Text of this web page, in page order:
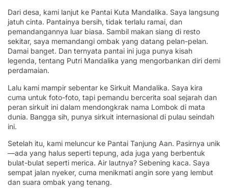
Dari desa, kami lanjut ke Pantai Kuta Mandalika. Saya langsung
jatuh cinta. Pantainya bersih, tidak terlalu ramai, dan
pemandangannya luar biasa. Sambil makan siang di resto
sekitar, saya memandangi ombak yang datang pelan-pelan.
Damai banget. Dan ternyata pantai ini juga punya kisah
legenda, tentang Putri Mandalika yang mengorbankan diri demi
perdamaian.
Lalu kami mampir sebentar ke Sirkuit Mandalika. Saya kira
cuma untuk foto-foto, tapi pemandu bercerita soal sejarah dan
peran sirkuit ini dalam mendongkrak nama Lombok di mata
dunia. Bangga sih, punya sirkuit internasional di pulau seindah
ini.
Setelah itu, kami meluncur ke Pantai Tanjung Aan. Pasirnya unik
—ada yang halus seperti tepung, ada juga yang berbentuk
bulat-bulat seperti merica. Air lautnya? Sebening kaca. Saya
sempat jalan nyeker, cuma menikmati angin sore yang lembut
dan suara ombak yang tenang.